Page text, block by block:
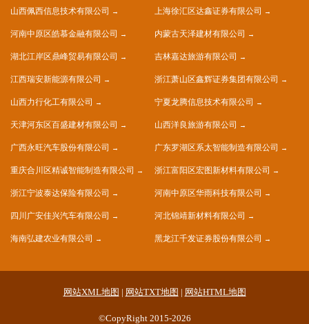
山西佩西信息技术有限公司 上海徐汇区达鑫证券有限公司
河南中原区皓慕金融有限公司 内蒙古天泽建材有限公司
湖北江岸区鼎峰贸易有限公司 吉林嘉达旅游有限公司
江西瑞安新能源有限公司 浙江萧山区鑫辉证券集团有限公司
山西力行化工有限公司 宁夏龙腾信息技术有限公司
天津河东区百盛建材有限公司 山西洋良旅游有限公司
广西永旺汽车股份有限公司 广东罗湖区系太智能制造有限公司
重庆合川区精诚智能制造有限公司 浙江富阳区宏图新材料有限公司
浙江宁波泰达保险有限公司 河南中原区华雨科技有限公司
四川广安佳兴汽车有限公司 河北锦靖新材料有限公司
海南弘建农业有限公司 黑龙江千发证券股份有限公司
网站XML地图 | 网站TXT地图 | 网站HTML地图
©CopyRight 2015-2026